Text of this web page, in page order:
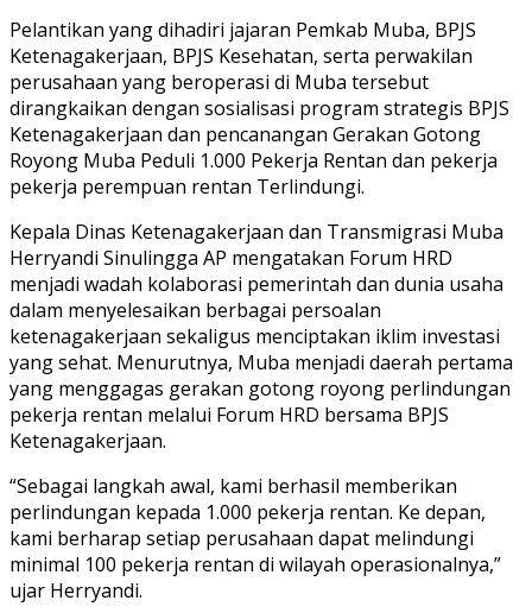
Pelantikan yang dihadiri jajaran Pemkab Muba, BPJS
Ketenagakerjaan, BPJS Kesehatan, serta perwakilan
perusahaan yang beroperasi di Muba tersebut
dirangkaikan dengan sosialisasi program strategis BPJS
Ketenagakerjaan dan pencanangan Gerakan Gotong
Royong Muba Peduli 1.000 Pekerja Rentan dan pekerja
pekerja perempuan rentan Terlindungi.
Kepala Dinas Ketenagakerjaan dan Transmigrasi Muba
Herryandi Sinulingga AP mengatakan Forum HRD
menjadi wadah kolaborasi pemerintah dan dunia usaha
dalam menyelesaikan berbagai persoalan
ketenagakerjaan sekaligus menciptakan iklim investasi
yang sehat. Menurutnya, Muba menjadi daerah pertama
yang menggagas gerakan gotong royong perlindungan
pekerja rentan melalui Forum HRD bersama BPJS
Ketenagakerjaan.
“Sebagai langkah awal, kami berhasil memberikan
perlindungan kepada 1.000 pekerja rentan. Ke depan,
kami berharap setiap perusahaan dapat melindungi
minimal 100 pekerja rentan di wilayah operasionalnya,”
ujar Herryandi.